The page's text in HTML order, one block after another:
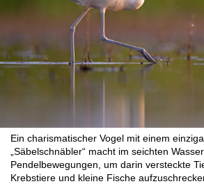
Ein charismatischer Vogel mit einem
„Säbelschnäbler“ macht im seichten
Pendelbewegungen, um darin versteckte
Krebstiere und kleine Fische